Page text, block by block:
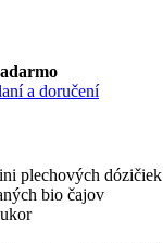
a doručení
plechových dózičiek
bio čajov